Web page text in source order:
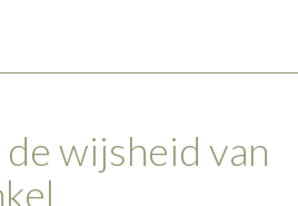
wijsheid van